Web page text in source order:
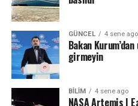
Bir tweet’te Musk,
yapıyor. Bu potansiyel
kapsayacağı belli değil, ancak
yapmanın platformda daha
zararlı içeriklerin
endişelerini dile getirdi.
GÜNCEL 4 sene ago
Bakan
girmeyin
BILIM 4 sene ago
NASA Artemis I